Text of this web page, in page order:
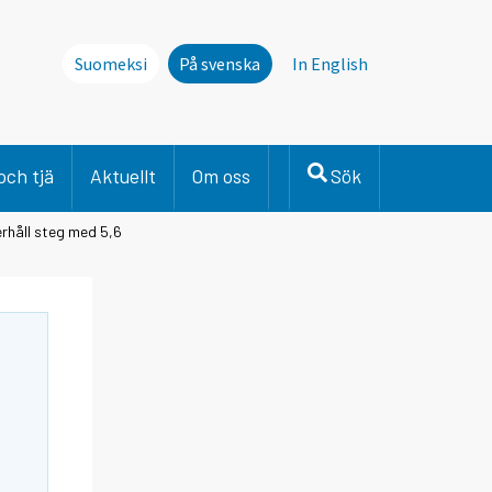
Suomeksi På svenska In English
tjä Aktuellt Om oss Sök
steg med 5,6